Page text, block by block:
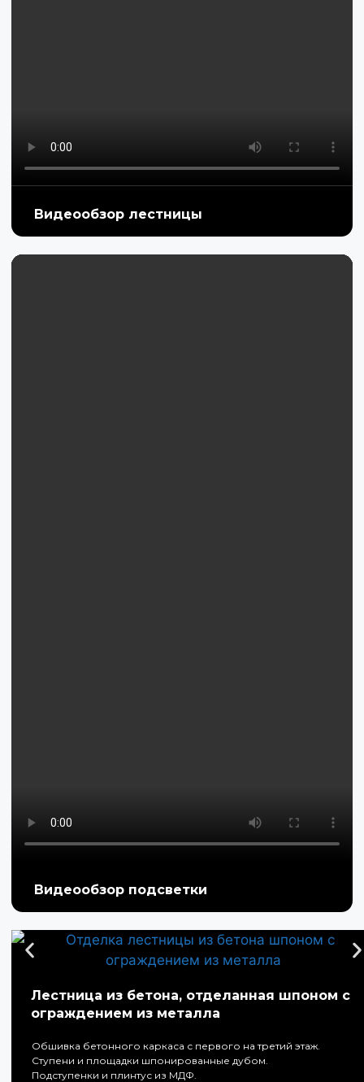
Видеообзор лестницы
Видеообзор подсветки
Лестница из бетона, отделанная шпоном с
ограждением из металла
Обшивка бетонного каркаса с первого на третий этаж.
Ступени и площадки шпонированные дубом.
Подступенки и плинтус из МДФ.